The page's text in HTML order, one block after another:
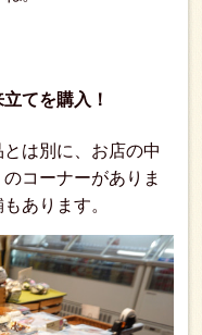
てを購入！
は別に、お店の中
コーナーがありま
あります。